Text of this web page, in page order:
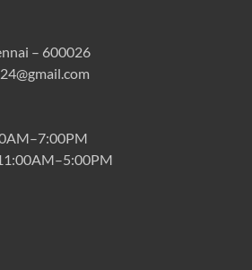
– 600026